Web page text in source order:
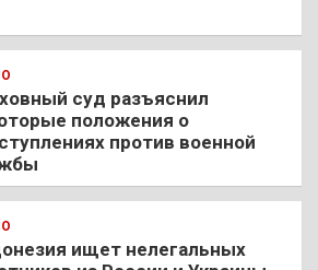
суд разъяснил
положения о
против военной
ищет нелегальных